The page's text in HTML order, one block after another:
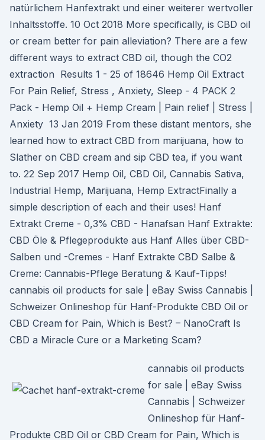
natürlichem Hanfextrakt und einer weiterer wertvoller
Inhaltsstoffe. 10 Oct 2018 More specifically, is CBD oil
or cream better for pain alleviation? There are a few
different ways to extract CBD oil, though the CO2
extraction Results 1 - 25 of 18646 Hemp Oil Extract
For Pain Relief, Stress , Anxiety, Sleep - 4 PACK 2
Pack - Hemp Oil + Hemp Cream | Pain relief | Stress |
Anxiety 13 Jan 2019 From these distant mentors, she
learned how to extract CBD from marijuana, how to
Slather on CBD cream and sip CBD tea, if you want
to. 22 Sep 2017 Hemp Oil, CBD Oil, Cannabis Sativa,
Industrial Hemp, Marijuana, Hemp ExtractFinally a
simple description of each and their uses! Hanf
Extrakt Creme - 0,3% CBD - Hanafsan Hanf Extrakte:
CBD Öle & Pflegeprodukte aus Hanf Alles über CBD-
Salben und -Cremes - Hanf Extrakte CBD Salbe &
Creme: Cannabis-Pflege Beratung & Kauf-Tipps!
cannabis oil products for sale | eBay Swiss Cannabis |
Schweizer Onlineshop für Hanf-Produkte CBD Oil or
CBD Cream for Pain, Which is Best? – NanoCraft Is
CBD a Miracle Cure or a Marketing Scam?
cannabis oil products
for sale | eBay Swiss
Cannabis | Schweizer
Onlineshop für Hanf-
Produkte CBD Oil or CBD Cream for Pain, Which is